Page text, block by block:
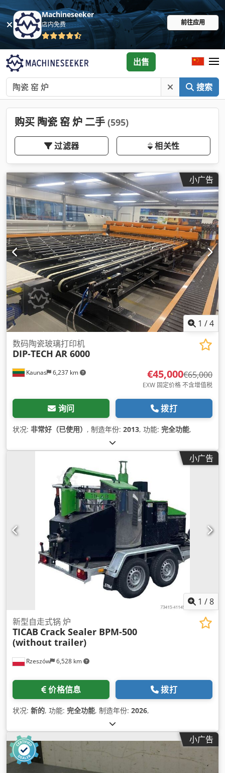
Machineseeker
店内免费 前往应用
搜索
出售
购买 陶瓷 窑 炉 二手 (595)
过滤器 相关性
小广告
1 /4
Kaunas 6,237 km
数码陶瓷玻璃打印机
DIP-TECH AR 6000
€45,000€65,000
EXW 固定价格 不含增值税
询问 拨打
状况: 非常好（已使用） , 制造年份: 2013, 功能: 完全功能,
小广告
1 /8
Rzeszów 6,528 km
新型自走式锅 炉
TICAB Crack Sealer BPM-500
(without trailer)
价格信息 拨打
状况: 新的, 功能: 完全功能, 制造年份: 2026,
小广告